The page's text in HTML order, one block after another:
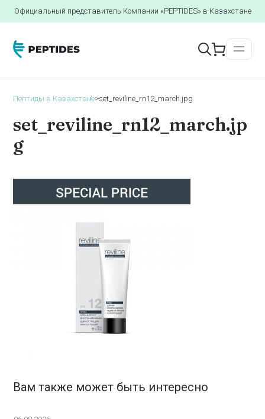
Официальный представитель Компании «PEPTIDES» в Казахстане
Пептиды в Казахстане>set_reviline_rn12_march.jpg
set_reviline_rn12_march.jp
g
Вам также может быть интересно